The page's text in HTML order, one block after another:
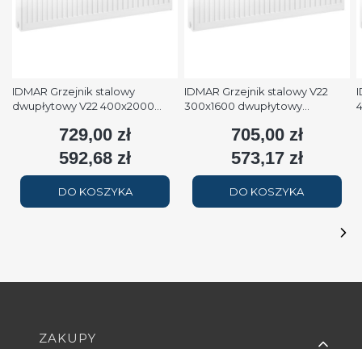
IDMAR Grzejnik stalowy
dwupłytowy V22 400x2000
2508W (90/70/20°C) biały
Cena
729,00 zł
Cena
592,68 zł
DO KOSZYKA
IDMAR Grzejnik stalowy V22
300x1600 dwupłytowy
(90/70/20°C) biały RAL9016
Cena
705,00 zł
Cena
573,17 zł
DO KOSZYKA
Linki w stopce
ZAKUPY